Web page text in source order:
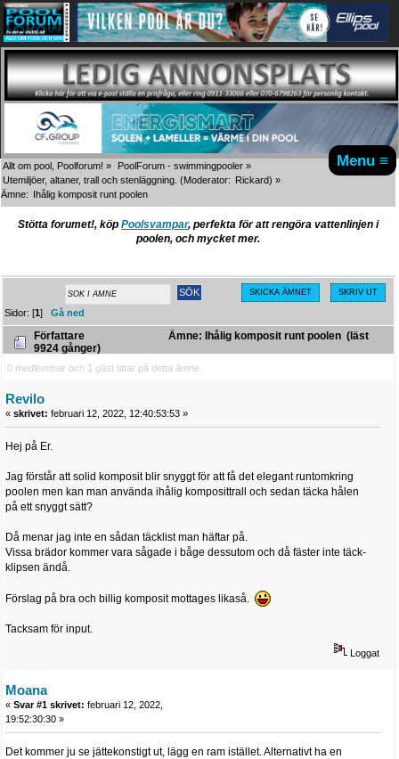
Menu ≡
Allt om pool, Poolforum! » PoolForum - swimmingpooler »
Utemiljöer, altaner, trall och stenläggning. (Moderator: Rickard) »
Ämne: Ihålig komposit runt poolen
Stötta forumet!, köp Poolsvampar, perfekta för att rengöra vattenlinjen i
poolen, och mycket mer.
SKICKA ÄMNET SKRIV UT
Sidor: [1]Gå ned
Författare
Ämne: Ihålig komposit runt poolen (läst
9924 gånger)
0 medlemmar och 1 gäst tittar på detta ämne.
Revilo
« skrivet: februari 12, 2022, 12:40:53:53 »
Hej på Er.
Jag förstår att solid komposit blir snyggt för att få det elegant runtomkring
poolen men kan man använda ihålig komposittrall och sedan täcka hålen
på ett snyggt sätt?
Då menar jag inte en sådan täcklist man häftar på.
Vissa brädor kommer vara sågade i båge dessutom och då fäster inte täck-
klipsen ändå.
Förslag på bra och billig komposit mottages likaså.
Tacksam för input.
Loggat
Moana
« Svar #1 skrivet: februari 12, 2022,
19:52:30:30 »
Det kommer ju se jättekonstigt ut, lägg en ram istället. Alternativt ha en